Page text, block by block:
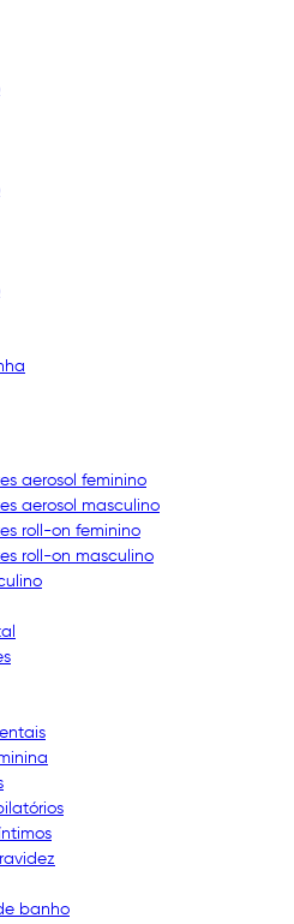
aerosol feminino
aerosol masculino
roll-on feminino
roll-on masculino
banho